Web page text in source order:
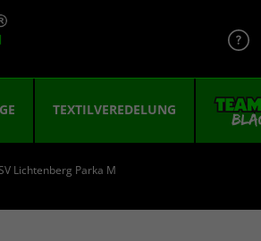
TEXTILVEREDELUNG
Lichtenberg Parka M